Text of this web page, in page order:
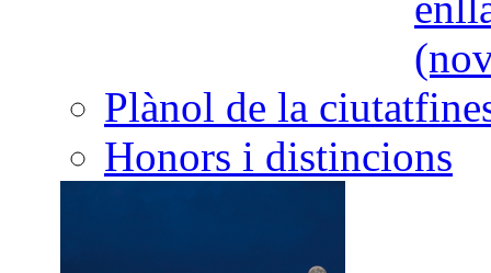
Plànol de la ciutat
Honors i distincions